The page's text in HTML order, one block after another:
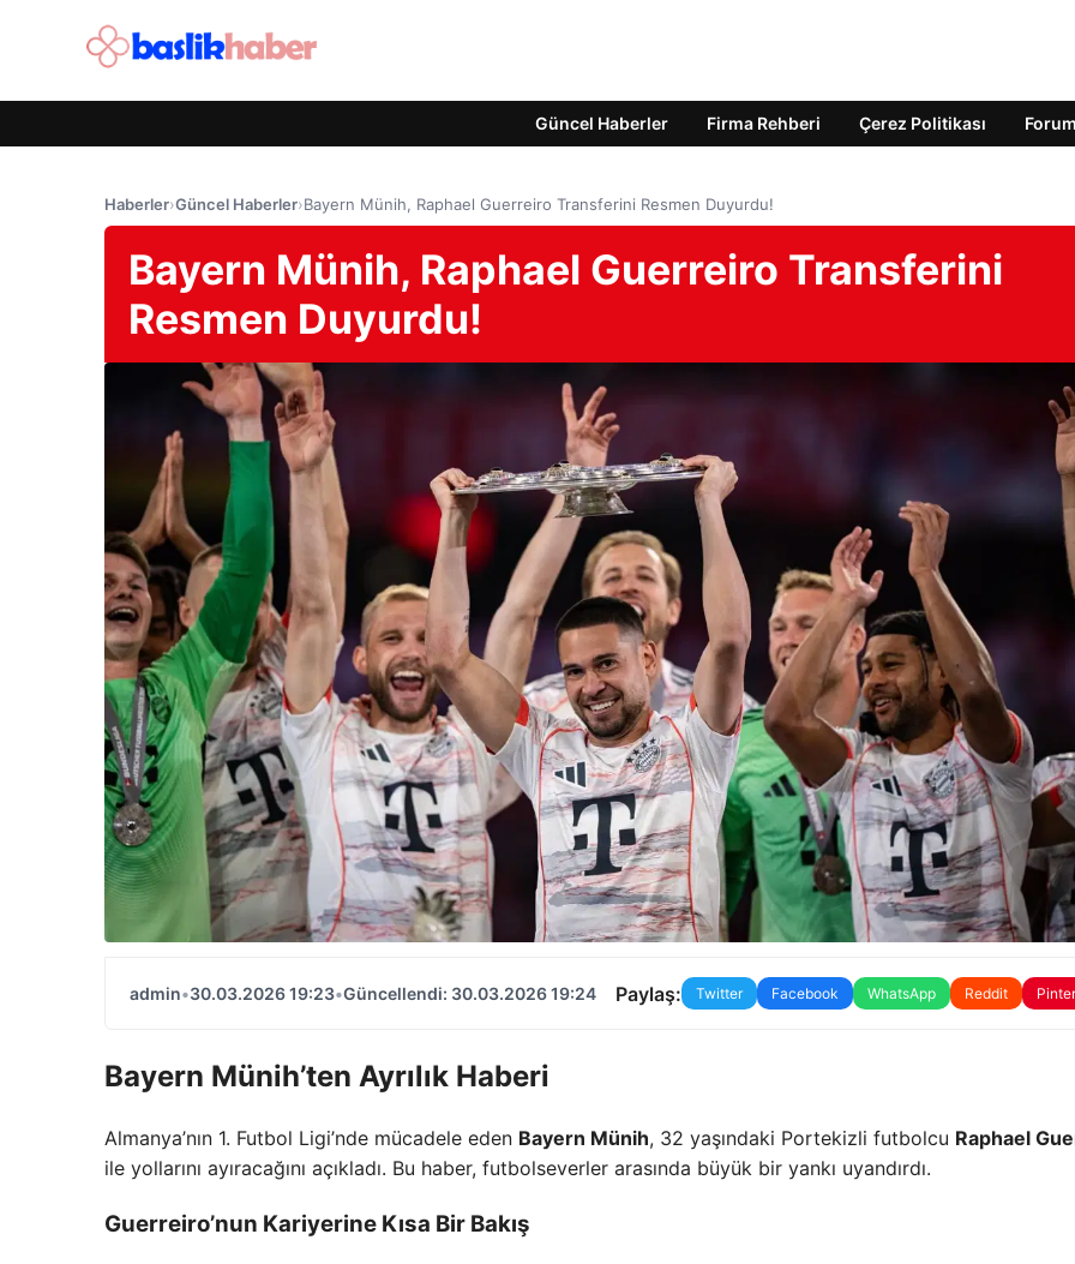
Güncel Haberler Firma Rehberi Çerez Politikası Forum
Haberler›Güncel Haberler›Bayern Münih, Raphael Guerreiro Transferini Resmen Duyurdu!
Bayern Münih, Raphael Guerreiro Transferini
Resmen Duyurdu!
admin•30.03.2026 19:23•Güncellendi: 30.03.2026 19:24 Paylaş: Twitter Facebook WhatsApp Reddit
Bayern Münih’ten Ayrılık Haberi
Almanya’nın 1. Futbol Ligi’nde mücadele eden Bayern Münih, 32 yaşındaki Portekizli futbolcu Raphael
ile yollarını ayıracağını açıkladı. Bu haber, futbolseverler arasında büyük bir yankı uyandırdı.
Guerreiro’nun Kariyerine Kısa Bir Bakış